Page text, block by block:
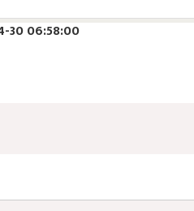
30 06:58:00